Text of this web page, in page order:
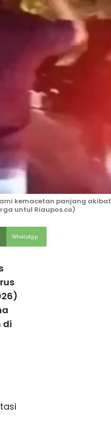
kemacetan panjang akibat
untul Riaupos.co)
WhatsApp
di